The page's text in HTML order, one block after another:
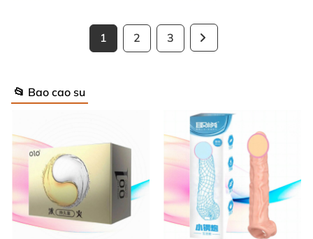
1 2 3
📂 Bao cao su